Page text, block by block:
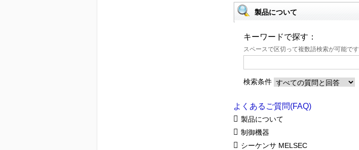
製品について
キーワードで探す：
スペースで区切って複数語検索が可能です
検索条件
よくあるご質問(FAQ)
製品について
制御機器
シーケンサ MELSEC